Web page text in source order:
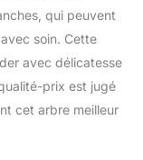
qui peuvent
soin. Cette
avec délicatesse
prix est jugé
cet arbre meilleur